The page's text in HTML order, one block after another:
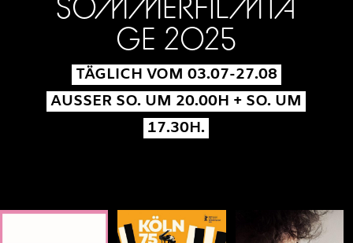
GE 2025
TÄGLICH VOM 03.07-27.08
AUSSER SO. UM 20.00H + SO. UM
17.30H.